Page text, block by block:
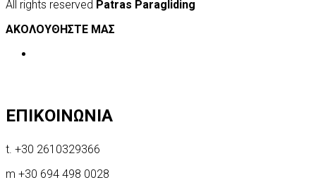
All rights reserved Patras Paragliding
ΑΚΟΛΟΥΘΗΣΤΕ ΜΑΣ
ΕΠΙΚΟΙΝΩΝΙΑ
t. +30 2610329366
m +30 694 498 0028